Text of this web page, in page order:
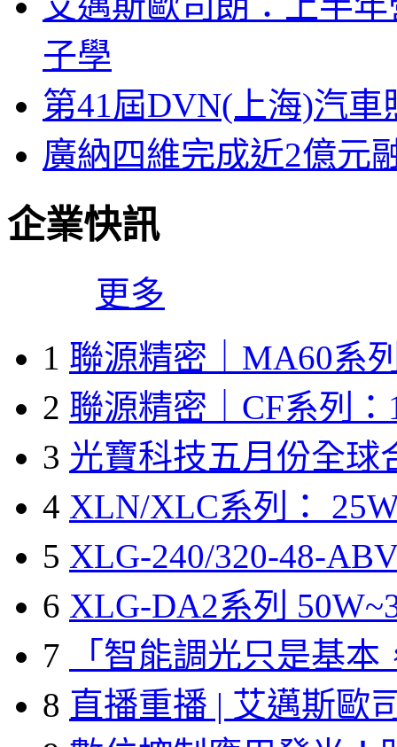
子學
第41屆DVN(上海)汽
廣納四維完成近2億元
企業快訊
更多
1 聯源精密｜MA60系
2 聯源精密｜CF系列：
3 光寶科技五月份全球
4 XLN/XLC系列：
5 XLG-240/320-48-
6 XLG-DA2系列
7
「智能調光只是基本
8 直播重播 | 艾邁斯歐